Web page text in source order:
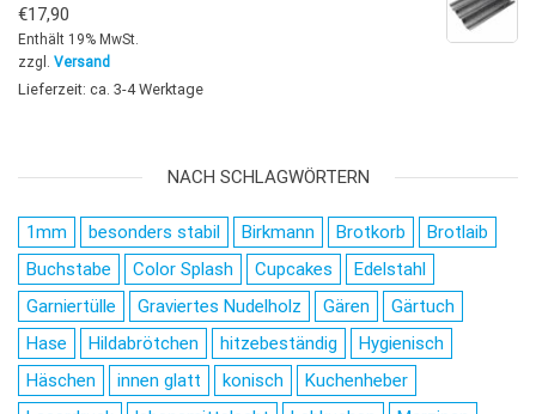
€17,90
Enthält 19% MwSt.
zzgl. Versand
Lieferzeit: ca. 3-4 Werktage
NACH SCHLAGWÖRTERN
1mm besonders stabil Birkmann Brotkorb
Brotlaib
Buchstabe
Color Splash Cupcakes
Edelstahl
Garniertülle
Graviertes Nudelholz Gären
Gärtuch
Hase
Hildabrötchen hitzebeständig
Hygienisch
Häschen
innen glatt konisch
Kuchenheber